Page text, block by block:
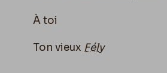
À toi
Ton vieux Fély